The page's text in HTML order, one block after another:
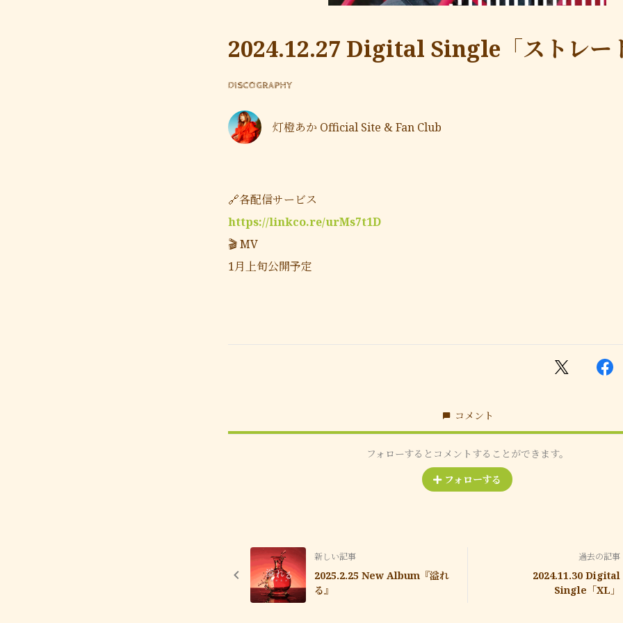
2024.12.27 Digital Single「ストレー
DISCOGRAPHY
灯橙あか Official Site & Fan Club
🔗各配信サービス
https://linkco.re/urMs7t1D
🎬 MV
1月上旬公開予定
コメント
フォローするとコメントすることができます。
フォローする
新しい記事
2025.2.25 New Album『溢れ
る』
過去の記事
2024.11.30 Digital
Single「XL」